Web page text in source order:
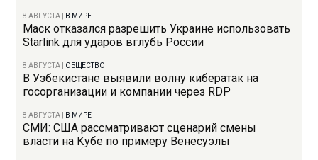
8 АВГУСТА В МИРЕ
Маск отказался разрешить Украине использовать
Starlink для ударов вглубь России
8 АВГУСТА ОБЩЕСТВО
В Узбекистане выявили волну кибератак на
госорганизации и компании через RDP
8 АВГУСТА В МИРЕ
СМИ: США рассматривают сценарий смены
власти на Кубе по примеру Венесуэлы